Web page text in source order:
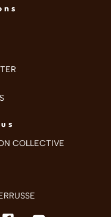
COLLECTIVE